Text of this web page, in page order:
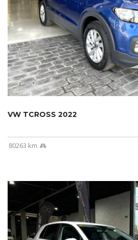
VW TCROSS 2022
80263 km